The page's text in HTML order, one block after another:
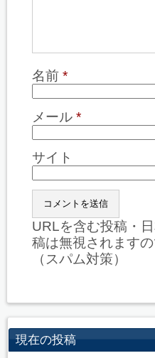
名前 *
メール *
サイト
URLを含む投稿・
稿は無視されます
（スパム対策）
現在の投稿